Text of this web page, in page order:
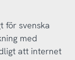
för svenska
med
att internet